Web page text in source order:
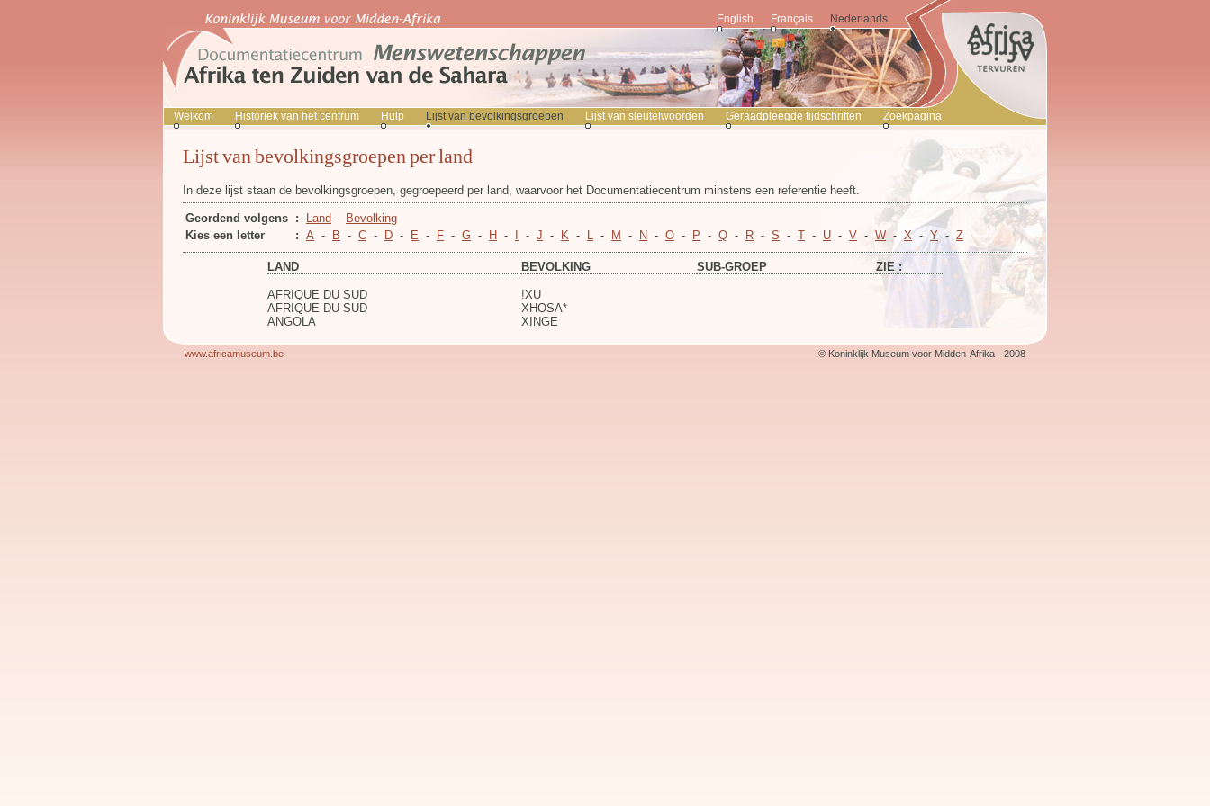
English Français Nederlands
Welkom Historiek van het centrum Hulp Lijst van bevolkingsgroepen Lijst van sleutelwoorden Geraadpleegde tijdschriften Zoekpagina
Lijst van bevolkingsgroepen per land
In deze lijst staan de bevolkingsgroepen, gegroepeerd per land, waarvoor het Documentatiecentrum minstens een referentie heeft.
Geordend volgens : Land -
Bevolking
Kies een letter
: A - B - C - D - E - F - G - H - - J - K - L - M - N - O - P - Q - R - S - T - U - V - W - X - Y - Z
LAND BEVOLKING SUB-GROEP ZIE :
AFRIQUE DU SUD
!XU
AFRIQUE DU SUD
XHOSA*
ANGOLA
XINGE
www.africamuseum.be © Koninklijk Museum voor Midden-Afrika - 2008